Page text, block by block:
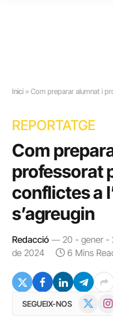
Inici » Com preparar alumnat i
REPORTATGE
Com
professorat
conflictes a
s’agreugin
Redacció 20 - gener -
de 2024
6 Mins
SEGUEIX-NOS